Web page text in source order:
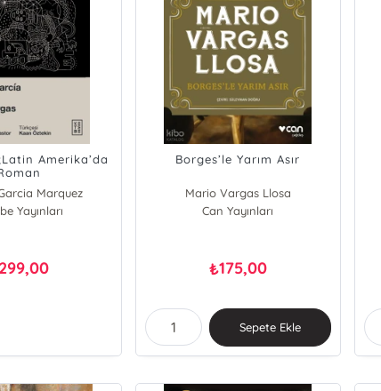
Amerika’da
Marquez
Llosa
Yayınları
299,00
Borges’le Yarım Asır
Mario Vargas Llosa
Can Yayınları
₺175,00
Sepete Ekle